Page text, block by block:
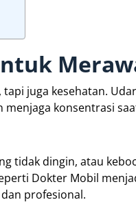
juga kesehatan.
konsentrasi
tidak dingin, atau
Dokter Mobil
profesional.